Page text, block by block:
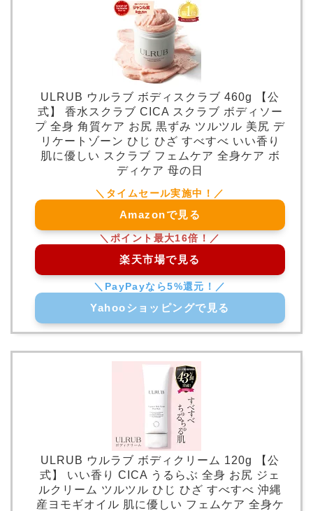
ULRUB ウルラブ ボディスクラブ 460g 【公
式】 香水スクラブ CICA スクラブ ボディソー
プ 全身 角質ケア お尻 黒ずみ ツルツル 美尻 デ
リケートゾーン ひじ ひざ すべすべ いい香り
肌に優しい スクラブ フェムケア 全身ケア ボ
ディケア 母の日
Amazonで見る
楽天市場で見る
Yahooショッピングで見る
ULRUB ウルラブ ボディクリーム 120g 【公
式】 いい香り CICA うるらぶ 全身 お尻 ジェ
ルクリーム ツルツル ひじ ひざ すべすべ 沖縄
産ヨモギオイル 肌に優しい フェムケア 全身ケ